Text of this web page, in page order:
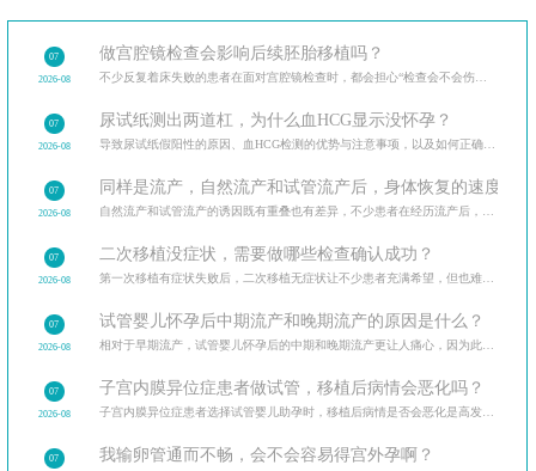
07
2026-08
做宫腔镜检查会影响后续胚胎移植吗？
07
2026-08
尿试纸测出两道杠，为什么血HCG显示没怀孕？
07
2026-08
同样是流产，自然流产和试管流产后，身体恢复的速度和
07
2026-08
二次移植没症状，需要做哪些检查确认成功？
07
2026-08
试管婴儿怀孕后中期流产和晚期流产的原因是什么？
07
2026-08
子宫内膜异位症患者做试管，移植后病情会恶化吗？
07 我输卵管通而不畅，会不会容易得宫外孕啊？